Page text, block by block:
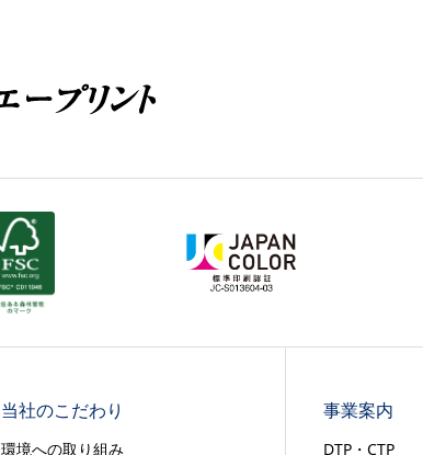
当社のこだわり
環境への取り組み
事業案内
DTP・CTP